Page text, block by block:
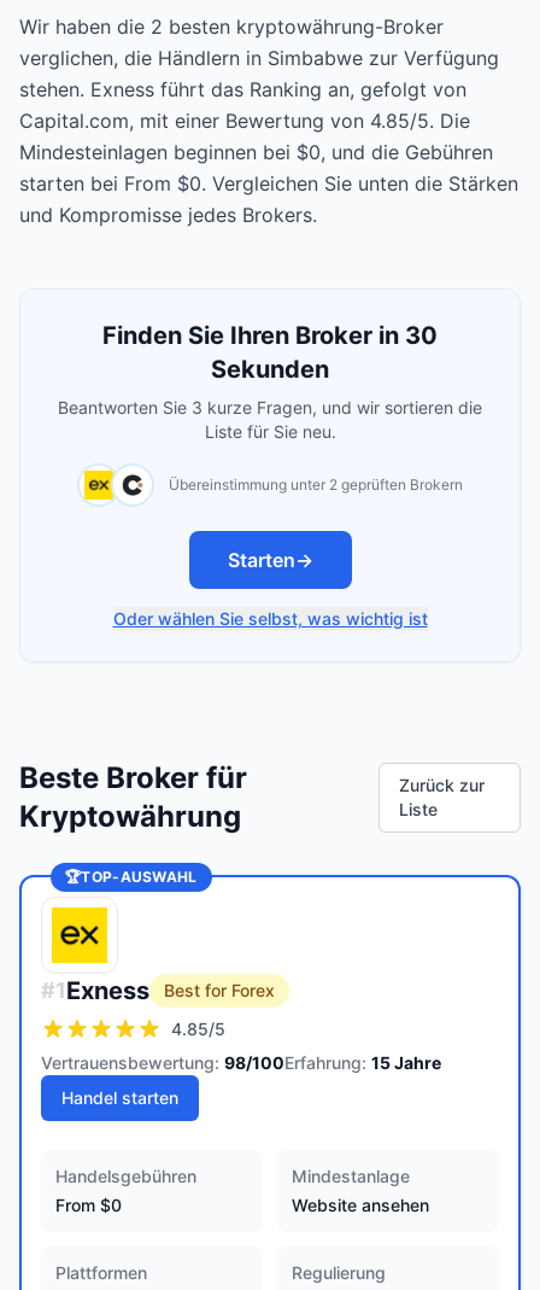
Wir haben die 2 besten kryptowährung-Broker
verglichen, die Händlern in Simbabwe zur Verfügung
stehen. Exness führt das Ranking an, gefolgt von
Capital.com, mit einer Bewertung von 4.85/5. Die
Mindesteinlagen beginnen bei $0, und die Gebühren
starten bei From $0. Vergleichen Sie unten die Stärken
und Kompromisse jedes Brokers.
Finden Sie Ihren Broker in 30
Sekunden
Beantworten Sie 3 kurze Fragen, und wir sortieren die
Liste für Sie neu.
Übereinstimmung unter 2 geprüften Brokern
Starten→
Oder wählen Sie selbst, was wichtig ist
Beste Broker für
Kryptowährung
Zurück zur
Liste
🏆TOP-AUSWAHL
#1Exness
Best for Forex
4.85/5
Vertrauensbewertung: 98/100Erfahrung: 15Jahre
Handel starten
Handelsgebühren
From $0
Mindestanlage
Website ansehen
Plattformen
Regulierung